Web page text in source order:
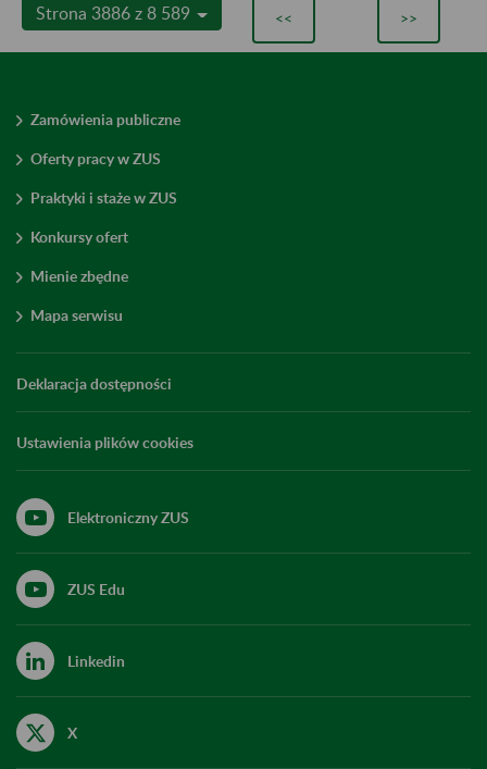
Strona 3886 z 8 589 << >>
Zamówienia publiczne
Oferty pracy w ZUS
Praktyki i staże w ZUS
Konkursy ofert
Mienie zbędne
Mapa serwisu
Deklaracja dostępności
Ustawienia plików cookies
Elektroniczny ZUS
ZUS Edu
Linkedin
X